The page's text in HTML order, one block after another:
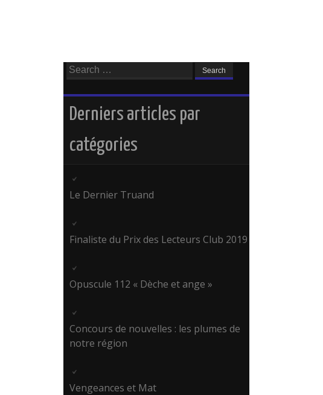
Search
for:
Derniers articles par
catégories
Le Dernier Truand
Finaliste du Prix des Lecteurs Club 2019
Opuscule 112 « Dèche et ange »
Concours de nouvelles : les plumes de
notre région
Vengeances et Mat